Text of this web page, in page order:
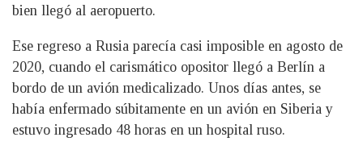
bien llegó al aeropuerto.
Ese regreso a Rusia parecía casi imposible en agosto de
2020, cuando el carismático opositor llegó a Berlín a
bordo de un avión medicalizado. Unos días antes, se
había enfermado súbitamente en un avión en Siberia y
estuvo ingresado 48 horas en un hospital ruso.